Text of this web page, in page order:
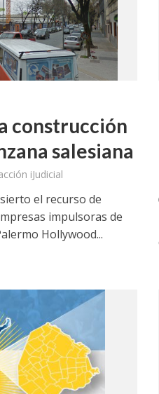
construcción
salesiana
iJudicial
el recurso de
impulsoras de
Hollywood...
DIFUSIÓN JUDICIAL
PROCESOS COLECTIVOS
Ferreyra Pardo,
y otros contra
sobre amparo-